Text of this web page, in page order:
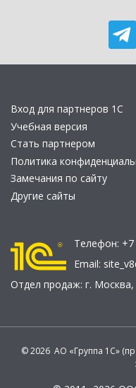
Вход для партнеров 1С
Учебная версия
Стать партнером
Политика
Замечания по сайту
Другие сайты
Телефон:
Email:
Отдел продаж: г. Москва,
© 2026 АО «Группа 1С»